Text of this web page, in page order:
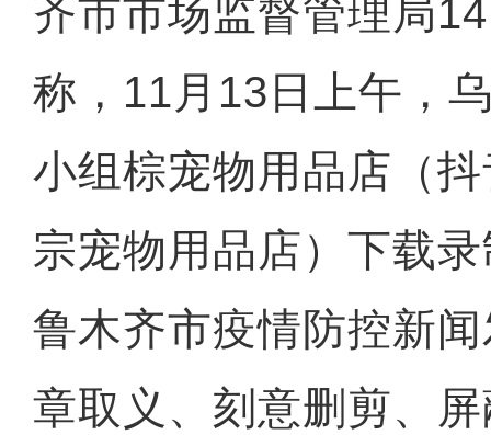
齐市市场监督管理局
称，11月13日上午，
小组棕宠物用品店（
宗宠物用品店）下载
鲁木齐市疫情防控新
章取义、刻意删剪、